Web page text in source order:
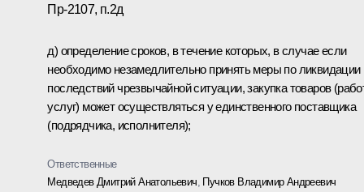
Пр-2107, п.2д
д) определение сроков, в течение которых, в случае если
необходимо незамедлительно принять меры по ликвидации
последствий чрезвычайной ситуации, закупка товаров
услуг) может осуществляться у единственного поставщика
(подрядчика, исполнителя);
Ответственные
Медведев Дмитрий Анатольевич Пучков Владимир Андреевич